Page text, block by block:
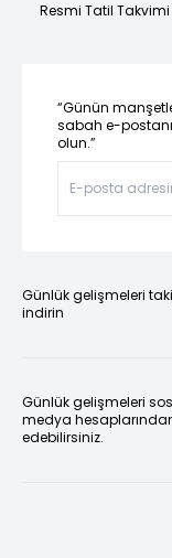
Resmi Tatil Takvimi
“Günün
sabah e-
olun.”
Günlük gelişmeleri
indirin
Günlük gelişmeleri
medya
edebilirsiniz.